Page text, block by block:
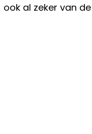
ook al zeker van